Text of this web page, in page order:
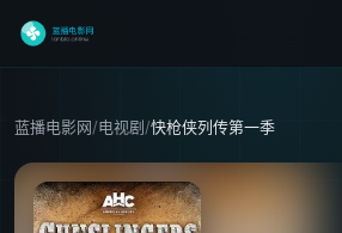
蓝播电影网/电视剧/快枪侠列传第一季